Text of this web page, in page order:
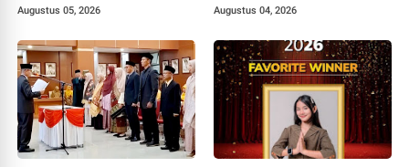
Bencana Jadi Sorotan Utama
Augustus 05, 2026 Augustus 04, 2026